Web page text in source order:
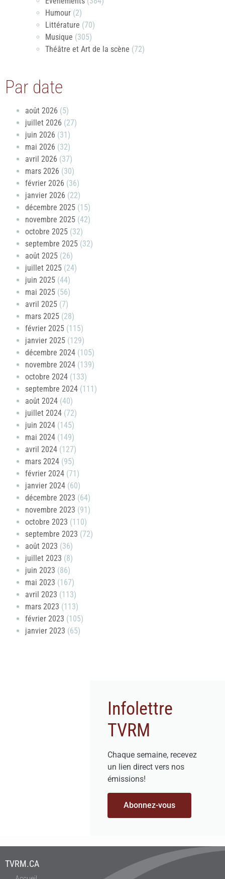
Humour (2)
Littérature (70)
Musique (305)
Théâtre et Art de la scène (72)
Par date
août 2026 (5)
juillet 2026 (27)
juin 2026 (31)
mai 2026 (32)
avril 2026 (37)
mars 2026 (30)
février 2026 (36)
janvier 2026 (22)
décembre 2025 (15)
novembre 2025 (42)
octobre 2025 (32)
septembre 2025 (32)
août 2025 (26)
juillet 2025 (24)
juin 2025 (44)
mai 2025 (56)
avril 2025 (7)
mars 2025 (28)
février 2025 (115)
janvier 2025 (129)
décembre 2024 (105)
novembre 2024 (139)
octobre 2024 (133)
septembre 2024 (111)
août 2024 (40)
juillet 2024 (72)
juin 2024 (145)
mai 2024 (149)
avril 2024 (127)
mars 2024 (95)
février 2024 (71)
janvier 2024 (60)
décembre 2023 (64)
novembre 2023 (91)
octobre 2023 (110)
septembre 2023 (72)
août 2023 (36)
juillet 2023 (8)
juin 2023 (86)
mai 2023 (167)
avril 2023 (113)
mars 2023 (113)
février 2023 (105)
janvier 2023 (65)
Infolettre
TVRM
Chaque semaine, recevez
un lien direct vers nos
émissions!
Abonnez-vous
TVRM.CA